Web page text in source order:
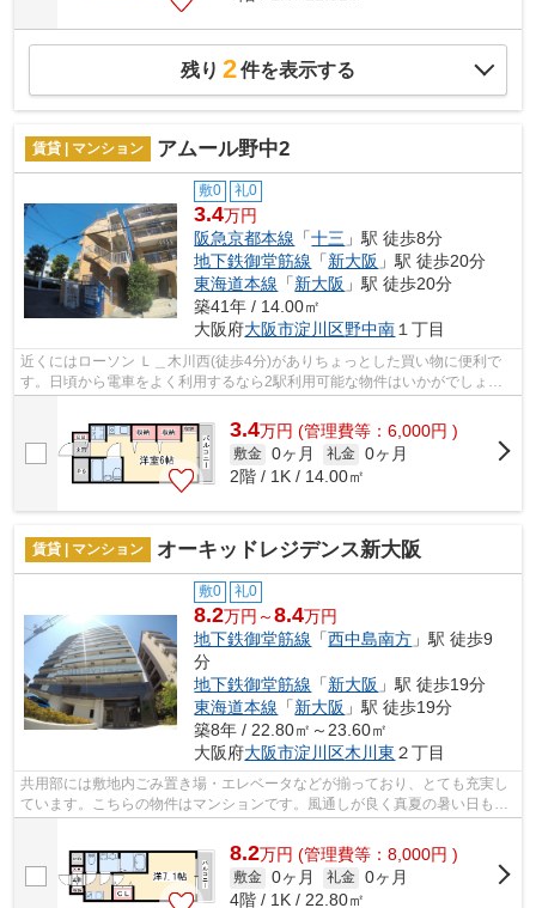
残り 2件を表示する
賃貸 | マンション アムール野中2
敷0 礼0
3.4万円
阪急京都本線 「十三 」駅 徒歩8分
地下鉄御堂筋線 「新大阪 」駅 徒歩20分
東海道本線 「新大阪 」駅 徒歩20分
築41年 / 14.00㎡
大阪府大阪市淀川区野中南 １丁目
近くにはローソン Ｌ＿木川西(徒歩4分)がありちょっとした買い物に便利で
す。日頃から電車をよく利用するなら2駅利用可能な物件はいかがでしょう
か。さわやかな朝を迎えることのできる...
3.4万円 (管理費等：6,000円 )
敷金 0ヶ月 礼金 0ヶ月
2階 / 1K / 14.00㎡
賃貸 | マンション オーキッドレジデンス新大阪
敷0 礼0
8.2万円～8.4万円
地下鉄御堂筋線 「西中島南方 」駅 徒歩9
分
地下鉄御堂筋線 「新大阪 」駅 徒歩19分
東海道本線 「新大阪 」駅 徒歩19分
築8年 / 22.80㎡～23.60㎡
大阪府大阪市淀川区木川東 ２丁目
共用部には敷地内ごみ置き場・エレベータなどが揃っており、とても充実し
ています。こちらの物件はマンションです。風通しが良く真夏の暑い日も快
8.2万円 (管理費等：8,000円 )
敷金 0ヶ月 礼金 0ヶ月
4階 / 1K / 22.80㎡